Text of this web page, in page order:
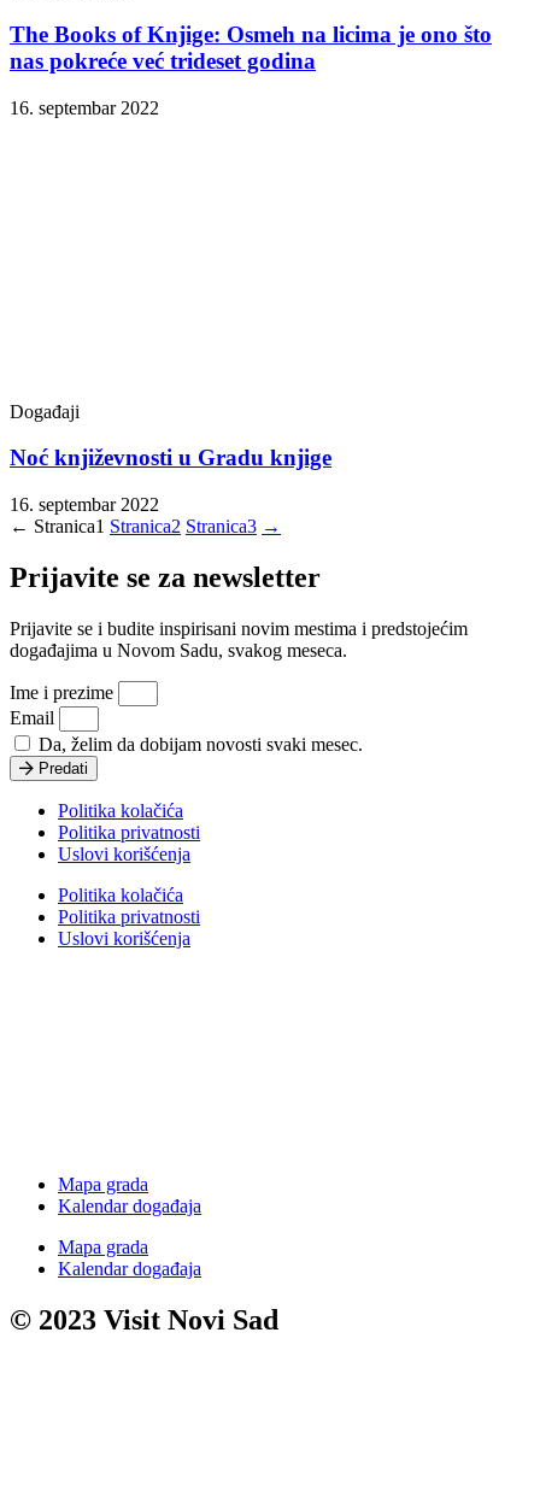
The Books of Knjige: Osmeh na licima je ono što
nas pokreće već trideset godina
16. septembar 2022
Događaji
Noć književnosti u Gradu knjige
16. septembar 2022
← Stranica1 Stranica2 Stranica3 →
Prijavite se za newsletter
Prijavite se i budite inspirisani novim mestima i predstojećim
događajima u Novom Sadu, svakog meseca.
Ime i prezime
Email
Da, želim da dobijam novosti svaki mesec.
Predati
Politika kolačića
Politika privatnosti
Uslovi korišćenja
Politika kolačića
Politika privatnosti
Uslovi korišćenja
Mapa grada
Kalendar događaja
Mapa grada
Kalendar događaja
© 2023 Visit Novi Sad